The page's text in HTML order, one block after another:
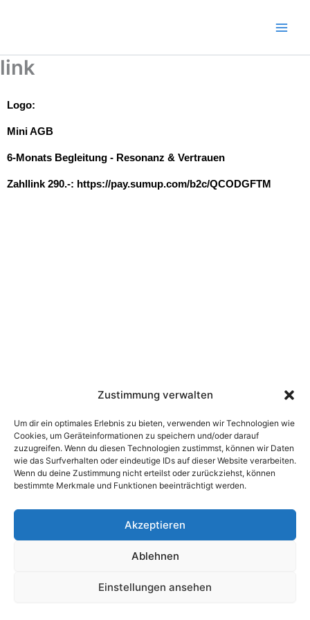
Zustimmung verwalten
Um dir ein optimales Erlebnis zu bieten, verwenden wir Technologien wie
Cookies, um Geräteinformationen zu speichern und/oder darauf
zuzugreifen. Wenn du diesen Technologien zustimmst, können wir Daten
wie das Surfverhalten oder eindeutige IDs auf dieser Website verarbeiten.
Wenn du deine Zustimmung nicht erteilst oder zurückziehst, können
bestimmte Merkmale und Funktionen beeinträchtigt werden.
Akzeptieren
Ablehnen
Einstellungen ansehen
link
Logo:
Mini AGB
6-Monats Begleitung - Resonanz & Vertrauen
Zahllink 290.-: https://pay.sumup.com/b2c/QCODGFTM
Copyright © 2026 |Impressum| Datenschutz